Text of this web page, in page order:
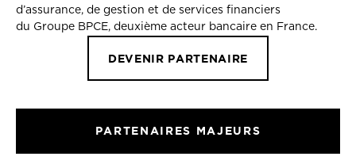
d’assurance, de gestion et de services financiers
du Groupe BPCE, deuxième acteur bancaire en France.
DEVENIR PARTENAIRE
PARTENAIRES MAJEURS